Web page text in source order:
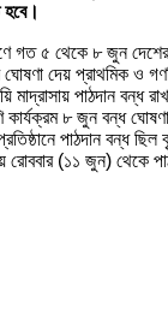
হবে।
গত ৫ থেকে ৮ জুন দেশের
ঘোষণা দেয় প্রাথমিক ও
পাঠদান বন্ধ
কার্যক্রম ৮ জুন বন্ধ
পাঠদান বন্ধ
রোববার (১১ জুন) থেকে